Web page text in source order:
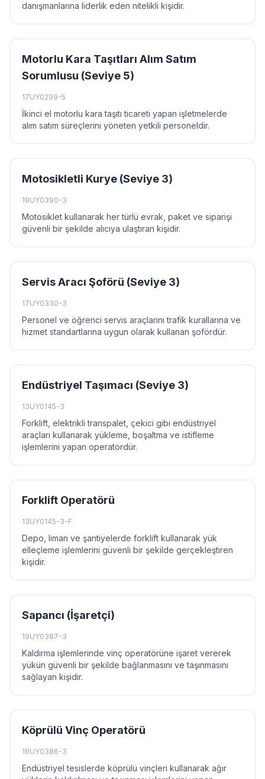
danışmanlarına liderlik eden nitelikli kişidir.
Motorlu Kara Taşıtları Alım Satım
Sorumlusu (Seviye 5)
17UY0299-5
İkinci el motorlu kara taşıtı ticareti yapan işletmelerde
alım satım süreçlerini yöneten yetkili personeldir.
Motosikletli Kurye (Seviye 3)
19UY0390-3
Motosiklet kullanarak her türlü evrak, paket ve siparişi
güvenli bir şekilde alıcıya ulaştıran kişidir.
Servis Aracı Şoförü (Seviye 3)
17UY0330-3
Personel ve öğrenci servis araçlarını trafik kurallarına ve
hizmet standartlarına uygun olarak kullanan şofördür.
Endüstriyel Taşımacı (Seviye 3)
13UY0145-3
Forklift, elektrikli transpalet, çekici gibi endüstriyel
araçları kullanarak yükleme, boşaltma ve istifleme
işlemlerini yapan operatördür.
Forklift Operatörü
13UY0145-3-F
Depo, liman ve şantiyelerde forklift kullanarak yük
elleçleme işlemlerini güvenli bir şekilde gerçekleştiren
kişidir.
Sapancı (İşaretçi)
19UY0387-3
Kaldırma işlemlerinde vinç operatörüne işaret vererek
yükün güvenli bir şekilde bağlanmasını ve taşınmasını
sağlayan kişidir.
Köprülü Vinç Operatörü
19UY0386-3
Endüstriyel tesislerde köprülü vinçleri kullanarak ağır